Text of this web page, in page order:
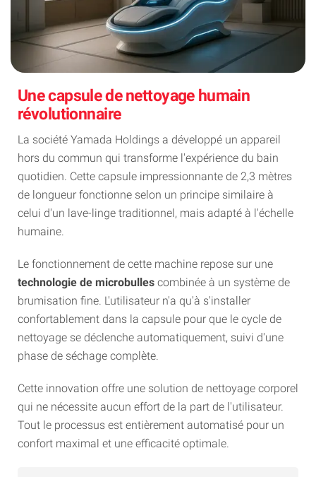
Une capsule de nettoyage humain
révolutionnaire
La société Yamada Holdings a développé un appareil
hors du commun qui transforme l'expérience du bain
quotidien. Cette capsule impressionnante de 2,3 mètres
de longueur fonctionne selon un principe similaire à
celui d'un lave-linge traditionnel, mais adapté à l'échelle
humaine.
Le fonctionnement de cette machine repose sur une
technologie de microbulles combinée à un système de
brumisation fine. L'utilisateur n'a qu'à s'installer
confortablement dans la capsule pour que le cycle de
nettoyage se déclenche automatiquement, suivi d'une
phase de séchage complète.
Cette innovation offre une solution de nettoyage corporel
qui ne nécessite aucun effort de la part de l'utilisateur.
Tout le processus est entièrement automatisé pour un
confort maximal et une efficacité optimale.